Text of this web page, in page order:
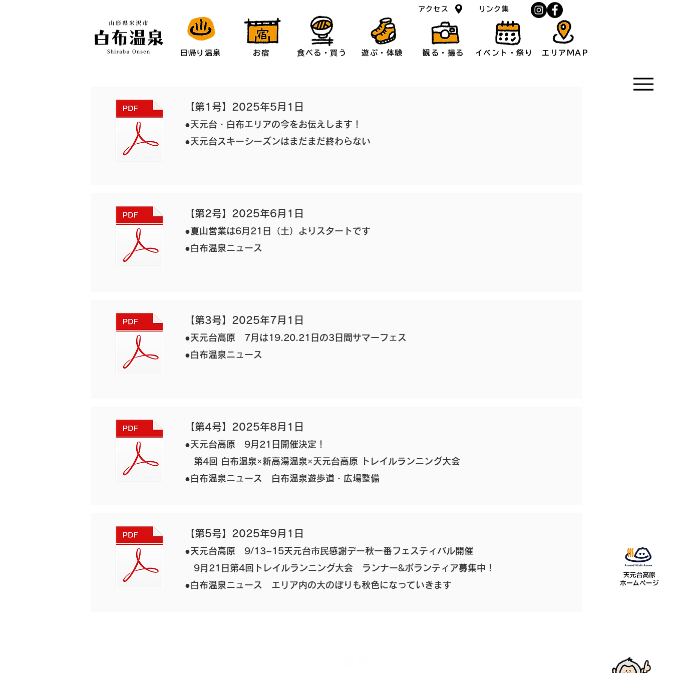
アクセス
日帰り温泉 お宿 食べる・買う 遊ぶ・体験 観る・撮る イベント・祭り エリアMAP
リンク集
【第1号】2025年5月1日
●天元台・白布エリアの今をお伝えします！
●天元台スキーシーズンはまだまだ終わらない
【第2号】2025年6月1日
●夏山営業は6月21日（土）よりスタートです
●白布温泉ニュース
【第3号】2025年7月1日
●天元台高原 7月は19.20.21日の3日間サマーフェス
●白布温泉ニュース
【第4号】2025年8月1日
●天元台高原 9月21日開催決定！
​ 第4回 白布温泉×新高湯温泉×天元台高原 トレイルランニング大会
●白布温泉ニュース 白布温泉遊歩道・広場整備
【第5号】2025年9月1日
●天元台高原 9/13~15天元台市民感謝デー秋一番フェスティバル開催
9月21日第4回トレイルランニング大会 ランナー&ボランティア募集中！
●白布温泉ニュース エリア内の大のぼりも秋色になっていきます